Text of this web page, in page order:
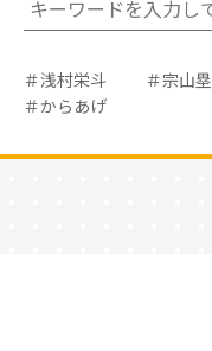
＃浅村栄斗 ＃宗山塁
＃からあげ